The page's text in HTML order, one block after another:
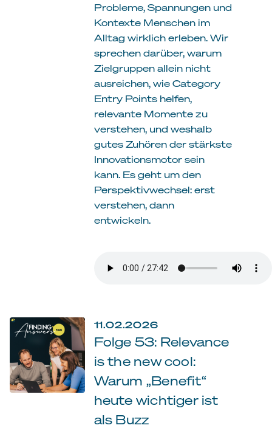
Probleme, Spannungen und
Kontexte Menschen im
Alltag wirklich erleben. Wir
sprechen darüber, warum
Zielgruppen allein nicht
ausreichen, wie Category
Entry Points helfen,
relevante Momente zu
verstehen, und weshalb
gutes Zuhören der stärkste
Innovationsmotor sein
kann. Es geht um den
Perspektivwechsel: erst
verstehen, dann
entwickeln.
11.02.2026
Folge 53: Relevance
is the new cool:
Warum „Benefit“
heute wichtiger ist
als Buzz